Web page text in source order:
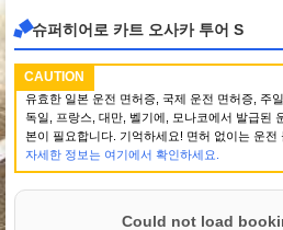
슈퍼히어로 카트 오사카 투어 S
CAUTION
유효한 일본 운전 면허증, 국제 운전 면허증, 주
독일, 프랑스, 대만, 벨기에, 모나코에서 발급된
본이 필요합니다. 기억하세요! 면허 없이는 운전
자세한 정보는 여기에서 확인하세요.
Could not load